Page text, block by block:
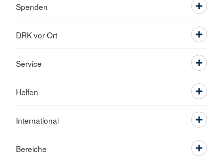
Spenden
DRK vor Ort
Service
Helfen
International
Bereiche